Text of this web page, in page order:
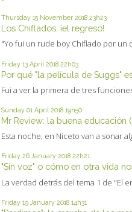
Thursday 15 November 2018 23h23
Los Chiflados: ¡el regreso!
"Yo fui un rude boy Chiflado por un
Friday 13 April 2018 22h03
Por qué "la película de Suggs"
Fui a ver la primera de tres
Sunday 01 April 2018 19h50
Mr Review: la buena educación
Esta noche, en Niceto van a sonar
Friday 26 January 2018 22h21
"Sin voz" o cómo en otra vida
La verdad detrás del tema 1 de "El
Friday 19 January 2018 14h31